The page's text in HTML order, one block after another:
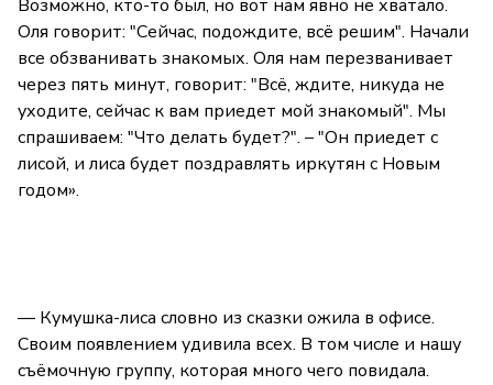
Возможно, кто-то был, но вот нам явно не хватало.
Оля говорит: "Сейчас, подождите, всё решим". Начали
все обзванивать знакомых. Оля нам перезванивает
через пять минут, говорит: "Всё, ждите, никуда не
уходите, сейчас к вам приедет мой знакомый". Мы
спрашиваем: "Что делать будет?". – "Он приедет с
лисой, и лиса будет поздравлять иркутян с Новым
годом».
— Кумушка-лиса словно из сказки ожила в офисе.
Своим появлением удивила всех. В том числе и нашу
съёмочную группу, которая много чего повидала.